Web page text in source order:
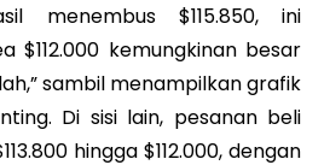
menembus $115.850, ini
$112.000 kemungkinan besar
sambil menampilkan grafik
Di sisi lain, pesanan beli
hingga $112.000, dengan